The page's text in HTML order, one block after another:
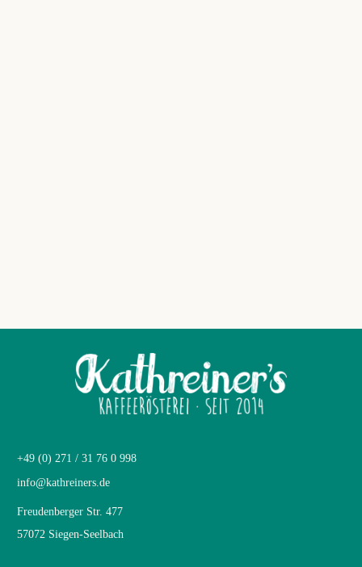
+49 (0) 271 / 31 76 0 998
info@kathreiners.de
Freudenberger Str. 477
57072 Siegen-Seelbach